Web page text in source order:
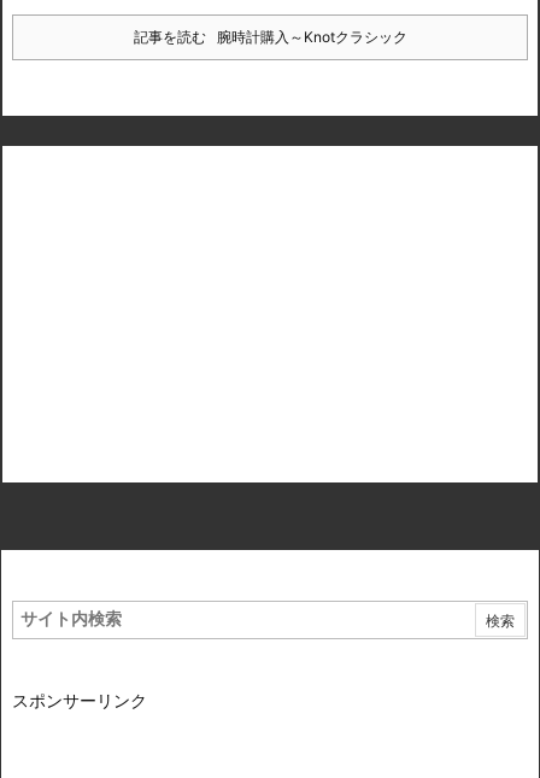
記事を読む 腕時計購入～Knotクラシック
スポンサーリンク